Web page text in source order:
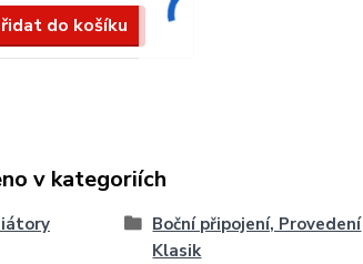
do košíku
v kategoriích
Boční připojení, Provedení
Klasik